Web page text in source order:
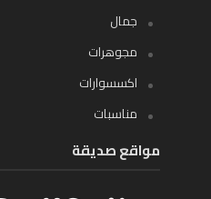
جمال
مجوهرات
اكسسوارات
مناسبات
مواقع صديقة